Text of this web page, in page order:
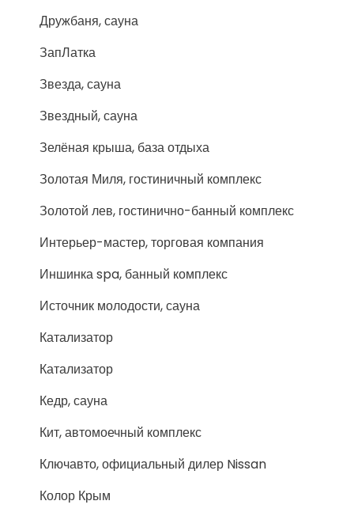
Дружбаня, сауна
ЗапЛатка
Звезда, сауна
Звездный, сауна
Зелёная крыша, база отдыха
Золотая Миля, гостиничный комплекс
Золотой лев, гостинично-банный комплекс
Интерьер-мастер, торговая компания
Иншинка spa, банный комплекс
Источник молодости, сауна
Катализатор
Катализатор
Кедр, сауна
Кит, автомоечный комплекс
Ключавто, официальный дилер Nissan
Колор Крым